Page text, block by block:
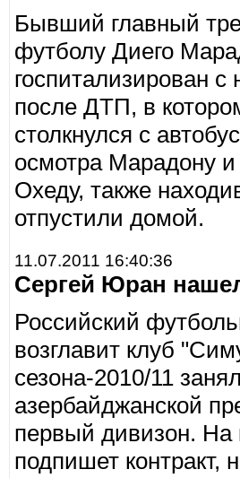
Бывший главный
футболу Диего
госпитализирован
после ДТП, в
столкнулся с
осмотра Марадону и
Охеду, также
отпустили домой.
11.07.2011 16:40:36
Сергей Юран
Российский
возглавит клуб
сезона-2010/11
азербайджанской
первый дивизон. На
подпишет